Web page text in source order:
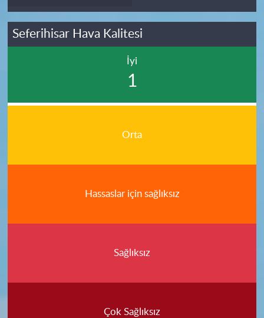
Seferihisar Hava Kalitesi
İyi
1
Orta
Hassaslar için sağlıksız
Sağlıksız
Çok Sağlıksız